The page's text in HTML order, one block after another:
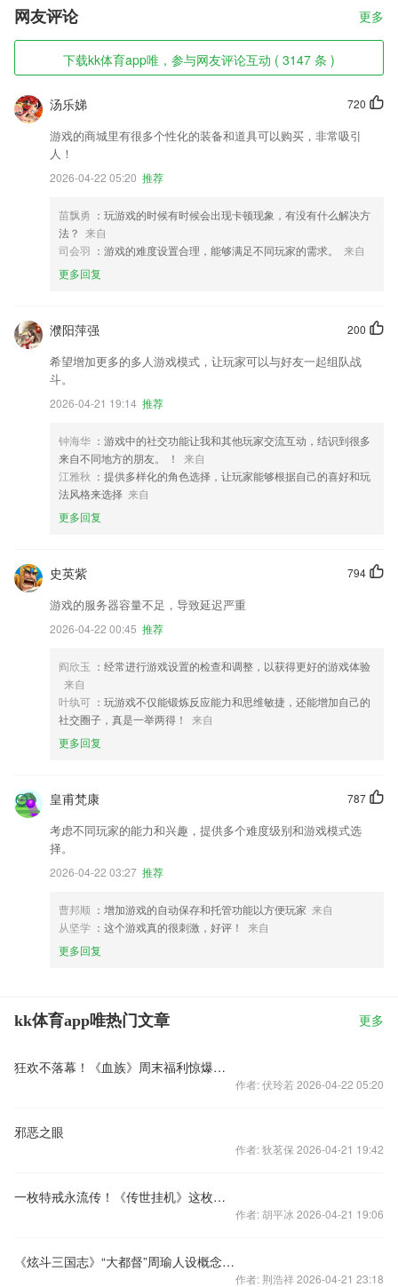
网友评论 更多
下载kk体育app唯，参与网友评论互动 ( 3147 条 )
720
汤乐娣
游戏的商城里有很多个性化的装备和道具可以购买，非常吸引
人！
2026-04-22 05:20 推荐
苗飘勇 ：玩游戏的时候有时候会出现卡顿现象，有没有什么解决方
法？ 来自
司会羽 ：游戏的难度设置合理，能够满足不同玩家的需求。
来自
更多回复
200
濮阳萍强
希望增加更多的多人游戏模式，让玩家可以与好友一起组队战
斗。
2026-04-21 19:14 推荐
钟海华 ：游戏中的社交功能让我和其他玩家交流互动，结识到很多
来自不同地方的朋友。 ！
来自
江雅秋 ：提供多样化的角色选择，让玩家能够根据自己的喜好和玩
法风格来选择 来自
更多回复
794
史英紫
游戏的服务器容量不足，导致延迟严重
2026-04-22 00:45 推荐
阎欣玉 ：经常进行游戏设置的检查和调整，以获得更好的游戏体验
来自
叶纨可 ：玩游戏不仅能锻炼反应能力和思维敏捷，还能增加自己的
社交圈子，真是一举两得！
来自
更多回复
787
皇甫梵康
考虑不同玩家的能力和兴趣，提供多个难度级别和游戏模式选
择。
2026-04-22 03:27 推荐
曹邦顺 ：增加游戏的自动保存和托管功能以方便玩家 来自
从坚学 ：这个游戏真的很刺激，好评！
来自
更多回复
kk体育app唯热门文章 更多
狂欢不落幕！《血族》周末福利惊爆来袭
作者: 伏玲若 2026-04-22 05:20
邪恶之眼
作者: 狄茗保 2026-04-21 19:42
一枚特戒永流传！《传世挂机》这枚特戒值得珍藏
作者: 胡平冰 2026-04-21 19:06
《炫斗三国志》“大都督”周瑜人设概念图曝光 用心做精品
作者: 荆浩祥 2026-04-21 23:18